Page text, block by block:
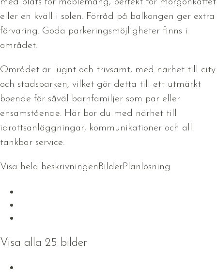
med plats för möblemang, perfekt för morgonkaffet
eller en kväll i solen. Förråd på balkongen ger extra
förvaring. Goda parkeringsmöjligheter finns i
området.
Området är lugnt och trivsamt, med närhet till city
och stadsparken, vilket gör detta till ett utmärkt
boende för såväl barnfamiljer som par eller
ensamstående. Här bor du med närhet till
idrottsanläggningar, kommunikationer och all
tänkbar service.
Visa hela beskrivningen BilderPlanlösning
Visa alla 25 bilder